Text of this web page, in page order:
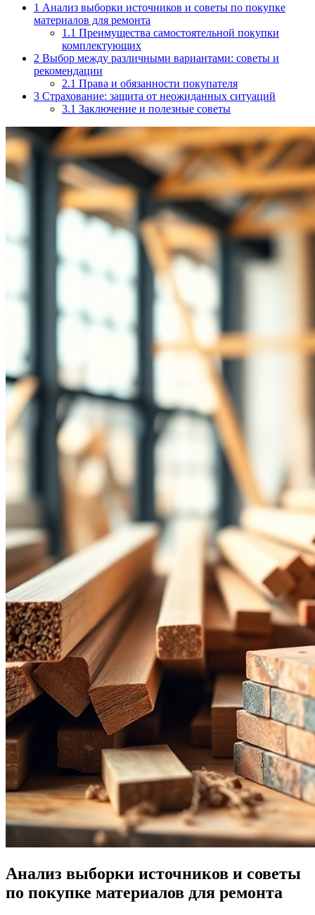
1 Анализ выборки источников и советы по покупке
материалов для ремонта
1.1 Преимущества самостоятельной покупки
комплектующих
2 Выбор между различными вариантами: советы и
рекомендации
2.1 Права и обязанности покупателя
3 Страхование: защита от неожиданных ситуаций
3.1 Заключение и полезные советы
Анализ выборки источников и советы
по покупке материалов для ремонта